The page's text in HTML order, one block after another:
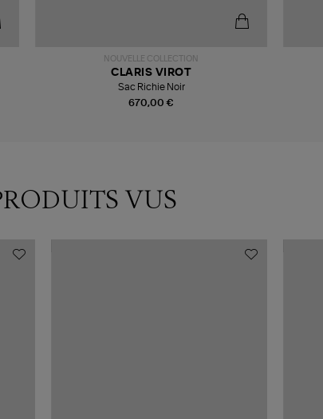
NOUVELLE COLLECTION
670,00 €
CLARIS VIROT
Sac Richie Noir
VUS